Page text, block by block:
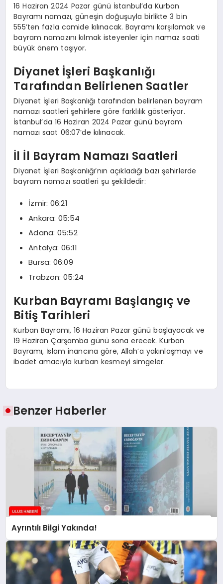
16 Haziran 2024 Pazar günü İstanbul’da Kurban
Bayramı namazı, güneşin doğuşuyla birlikte 3 bin
555’ten fazla camide kılınacak. Bayramı karşılamak ve
bayram namazını kılmak isteyenler için namaz saati
büyük önem taşıyor.
Diyanet İşleri Başkanlığı
Tarafından Belirlenen Saatler
Diyanet İşleri Başkanlığı tarafından belirlenen bayram
namazı saatleri şehirlere göre farklılık gösteriyor.
İstanbul’da 16 Haziran 2024 Pazar günü bayram
namazı saat 06:07’de kılınacak.
İl İl Bayram Namazı Saatleri
Diyanet İşleri Başkanlığı’nın açıkladığı bazı şehirlerde
bayram namazı saatleri şu şekildedir:
İzmir: 06:21
Ankara: 05:54
Adana: 05:52
Antalya: 06:11
Bursa: 06:09
Trabzon: 05:24
Kurban Bayramı Başlangıç ve
Bitiş Tarihleri
Kurban Bayramı, 16 Haziran Pazar günü başlayacak ve
19 Haziran Çarşamba günü sona erecek. Kurban
Bayramı, İslam inancına göre, Allah’a yakınlaşmayı ve
ibadet amacıyla kurban kesmeyi simgeler.
Benzer Haberler
Ayrıntılı Bilgi Yakında!